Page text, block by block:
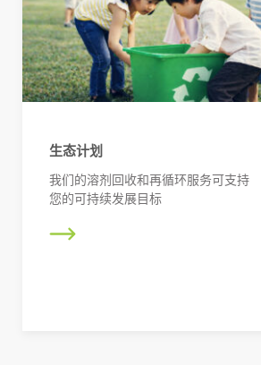
生态计划
我们的溶剂回收和再循环服务可支持
您的可持续发展目标